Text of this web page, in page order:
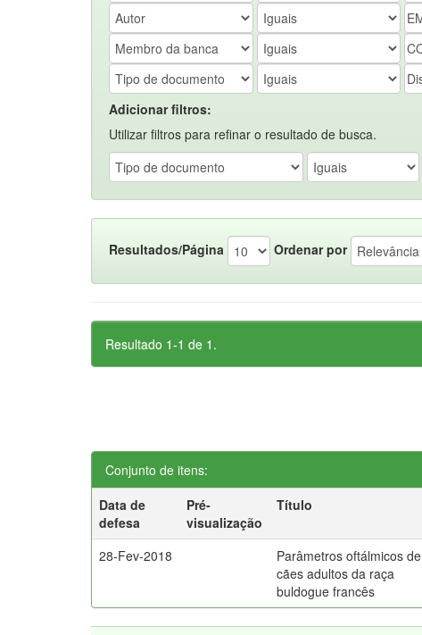
Adicionar filtros:
Utilizar filtros para refinar o resultado de busca.
Resultados/Página Ordenar por
Resultado 1-1 de 1.
Conjunto de itens:
Data de
defesa
Pré-
visualização
Título
28-Fev-2018
Parâmetros oftálmicos de
cães adultos da raça
buldogue francês